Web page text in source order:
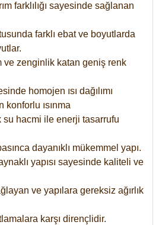
farklılığı sayesinde sağlanan
farklı ebat ve boyutlarda
ve zenginlik katan geniş renk
homojen ısı dağılımı
ısınma
hacmi ile enerji tasarrufu
dayanıklı mükemmel yapı.
yapısı sayesinde kaliteli ve
ve yapılara gereksiz ağırlık
karşı dirençlidir.